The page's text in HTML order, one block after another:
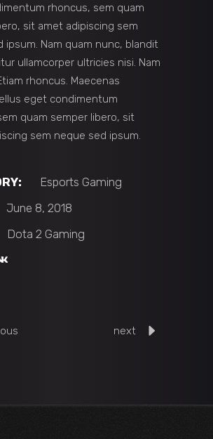
rhoncus, sem quam
sit amet adipiscing sem
ipsum. Nam quam nunc, blandit
ullamcorper ultricies nisi. Nam
rhoncus. Maecenas
eget condimentum
quam semper libero, sit
sem neque sed ipsum.
Esports Gaming
June 8, 2018
Dota 2 Gaming
next